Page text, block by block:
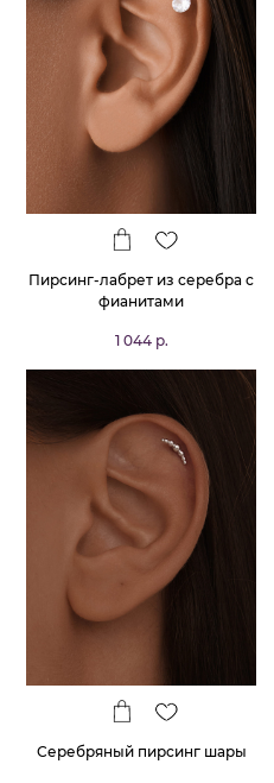
Пирсинг-лабрет из серебра с
фианитами
1 044 р.
Серебряный пирсинг шары